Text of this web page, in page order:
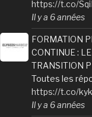
https://t.co/
Il y a 6 années
FORMATION
CONTINUE :
TRANSITION
Toutes les
https://t.co/
Il y a 6 années